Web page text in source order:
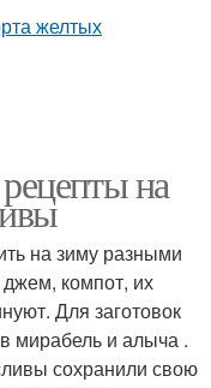
на
на зиму разными
компот, их
Для заготовок
мирабель и алыча .
сохранили свою